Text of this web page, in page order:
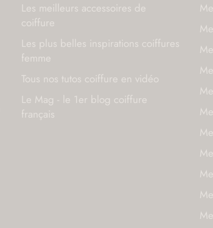
Les meilleurs accessoires de
coiffure
Les plus belles inspirations coiffures
femme
Tous nos tutos coiffure en vidéo
Le Mag - le 1er blog coiffure
français